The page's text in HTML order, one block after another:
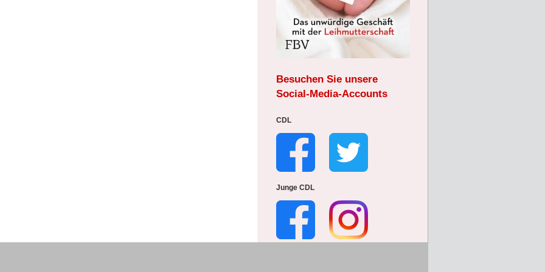
Besuchen Sie unsere
Social-Media-Accounts
CDL
Junge CDL